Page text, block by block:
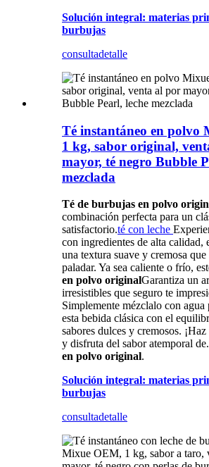
Solución integral: materias
burbujas
consultadetalle
Té instantáneo en polvo
1 kg, sabor original,
mayor, té negro Bubble
mezclada
Té de burbujas en polvo
combinación perfecta para un
satisfactorio.té con leche
con ingredientes de alta calidad,
una textura suave y cremosa que
paladar. Ya sea caliente o frío,
en polvo originalGarantiza un
irresistibles que seguro te
Simplemente mézclalo con agua
esta bebida clásica con el
sabores dulces y cremosos.
y disfruta del sabor atemporal
en polvo original.
Solución integral: materias
burbujas
consultadetalle